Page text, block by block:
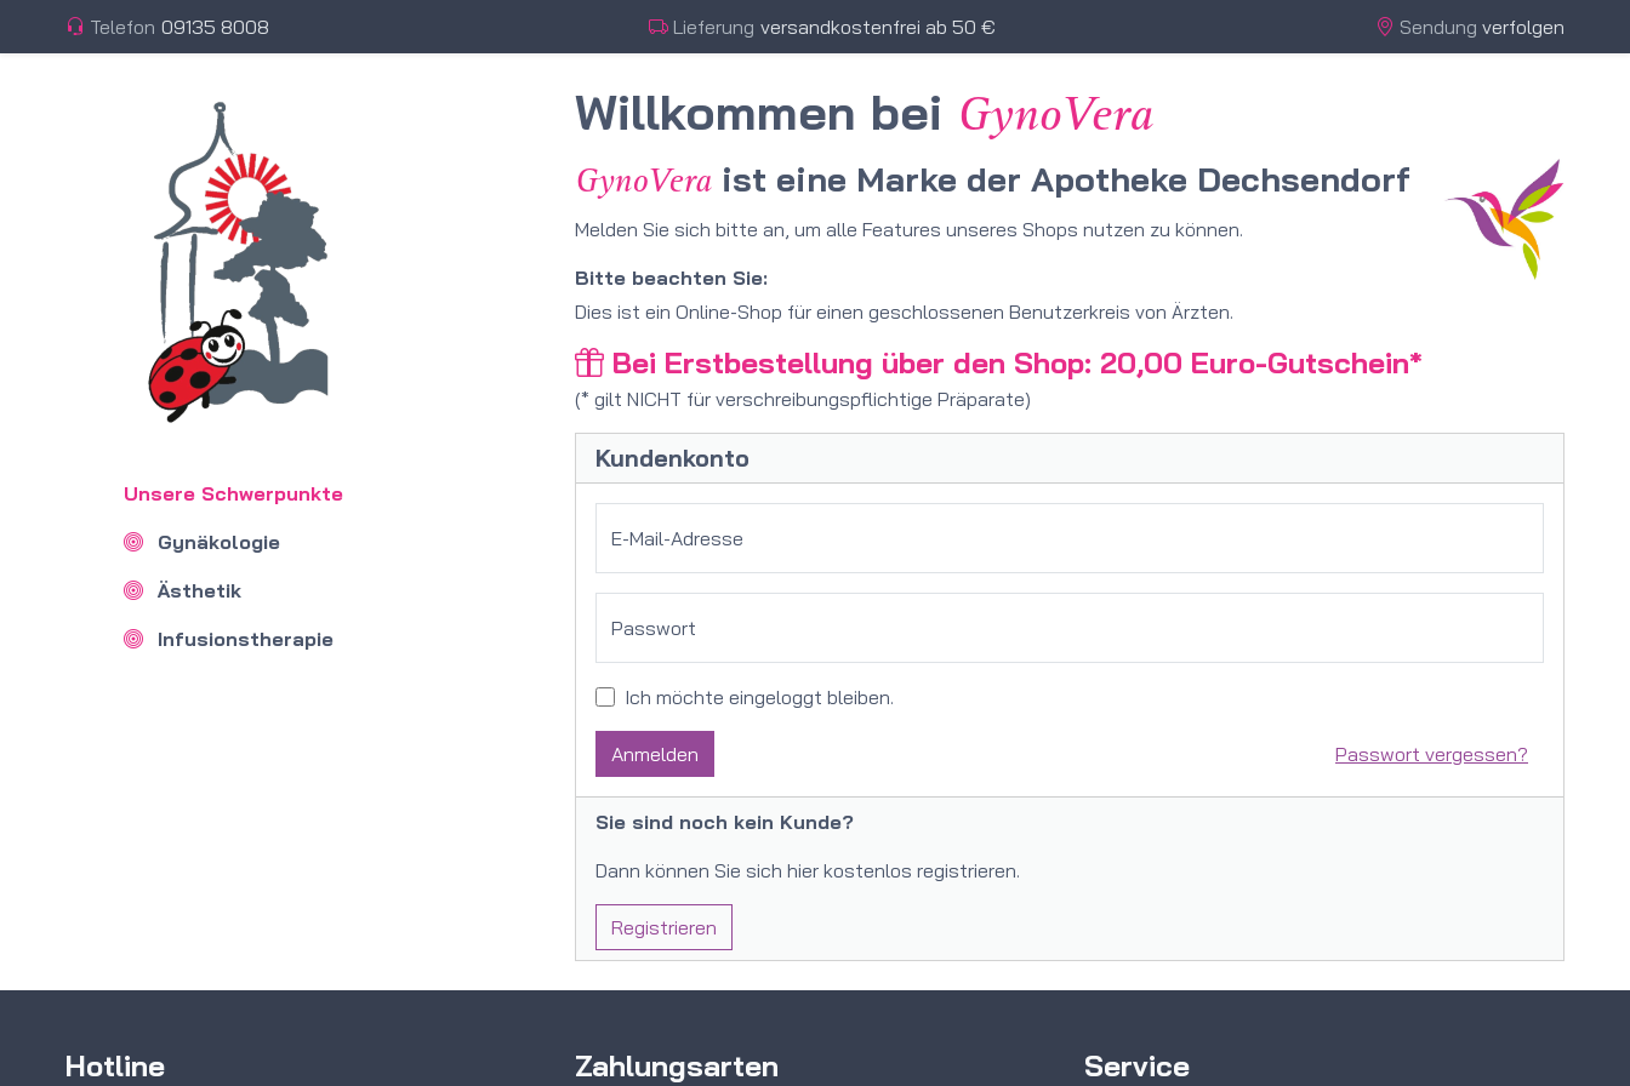
Telefon 09135 8008 Lieferung versandkostenfrei ab 50 € Sendung verfolgen
Unsere Schwerpunkte
Gynäkologie
Ästhetik
Infusionstherapie
Willkommen bei GynoVera
GynoVera ist eine Marke der Apotheke Dechsendorf
Melden Sie sich bitte an, um alle Features unseres Shops nutzen zu können.
Bitte beachten Sie:
Dies ist ein Online-Shop für einen geschlossenen Benutzerkreis von Ärzten.
Bei Erstbestellung über den Shop: 20,00 Euro-Gutschein*
(* gilt NICHT für verschreibungspflichtige Präparate)
Kundenkonto
E-Mail-Adresse
Passwort
Ich möchte eingeloggt bleiben.
Anmelden Passwort vergessen?
Sie sind noch kein Kunde?
Dann können Sie sich hier kostenlos registrieren.
Registrieren
Hotline Zahlungsarten Service